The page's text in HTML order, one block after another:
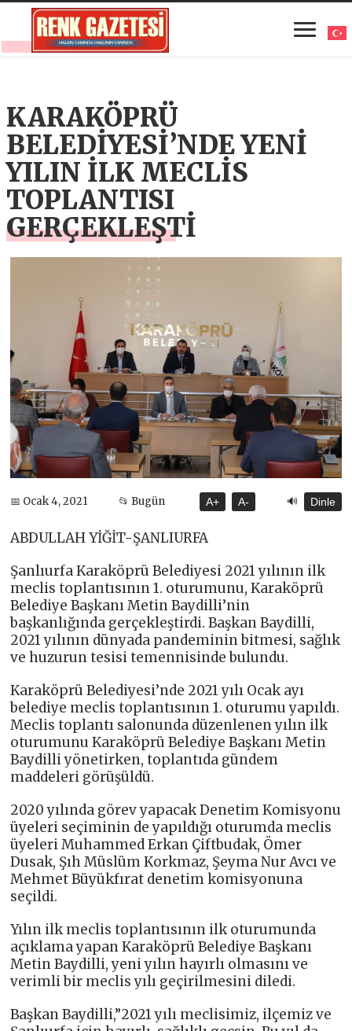
KARAKÖPRÜ
BELEDİYESİ’NDE YENİ
YILIN İLK MECLİS
TOPLANTISI
GERÇEKLEŞTİ
📅 Ocak 4, 2021 📂 Bugün A+ A- 🔊 Dinle
ABDULLAH YİĞİT-ŞANLIURFA
Şanlıurfa Karaköprü Belediyesi 2021 yılının ilk
meclis toplantısının 1. oturumunu, Karaköprü
Belediye Başkanı Metin Baydilli’nin
başkanlığında gerçekleştirdi. Başkan Baydilli,
2021 yılının dünyada pandeminin bitmesi, sağlık
ve huzurun tesisi temennisinde bulundu.
Karaköprü Belediyesi’nde 2021 yılı Ocak ayı
belediye meclis toplantısının 1. oturumu yapıldı.
Meclis toplantı salonunda düzenlenen yılın ilk
oturumunu Karaköprü Belediye Başkanı Metin
Baydilli yönetirken, toplantıda gündem
maddeleri görüşüldü.
2020 yılında görev yapacak Denetim Komisyonu
üyeleri seçiminin de yapıldığı oturumda meclis
üyeleri Muhammed Erkan Çiftbudak, Ömer
Dusak, Şıh Müslüm Korkmaz, Şeyma Nur Avcı ve
Mehmet Büyükfırat denetim komisyonuna
seçildi.
Yılın ilk meclis toplantısının ilk oturumunda
açıklama yapan Karaköprü Belediye Başkanı
Metin Baydilli, yeni yılın hayırlı olmasını ve
verimli bir meclis yılı geçirilmesini diledi.
Başkan Baydilli,”2021 yılı meclisimiz, ilçemiz ve